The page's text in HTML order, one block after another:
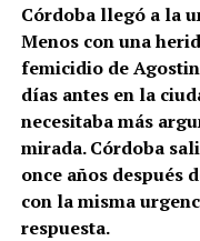
Córdoba llegó a la
Menos con una
femicidio de
días antes en la
necesitaba más
mirada. Córdoba
once años después
con la misma
respuesta.